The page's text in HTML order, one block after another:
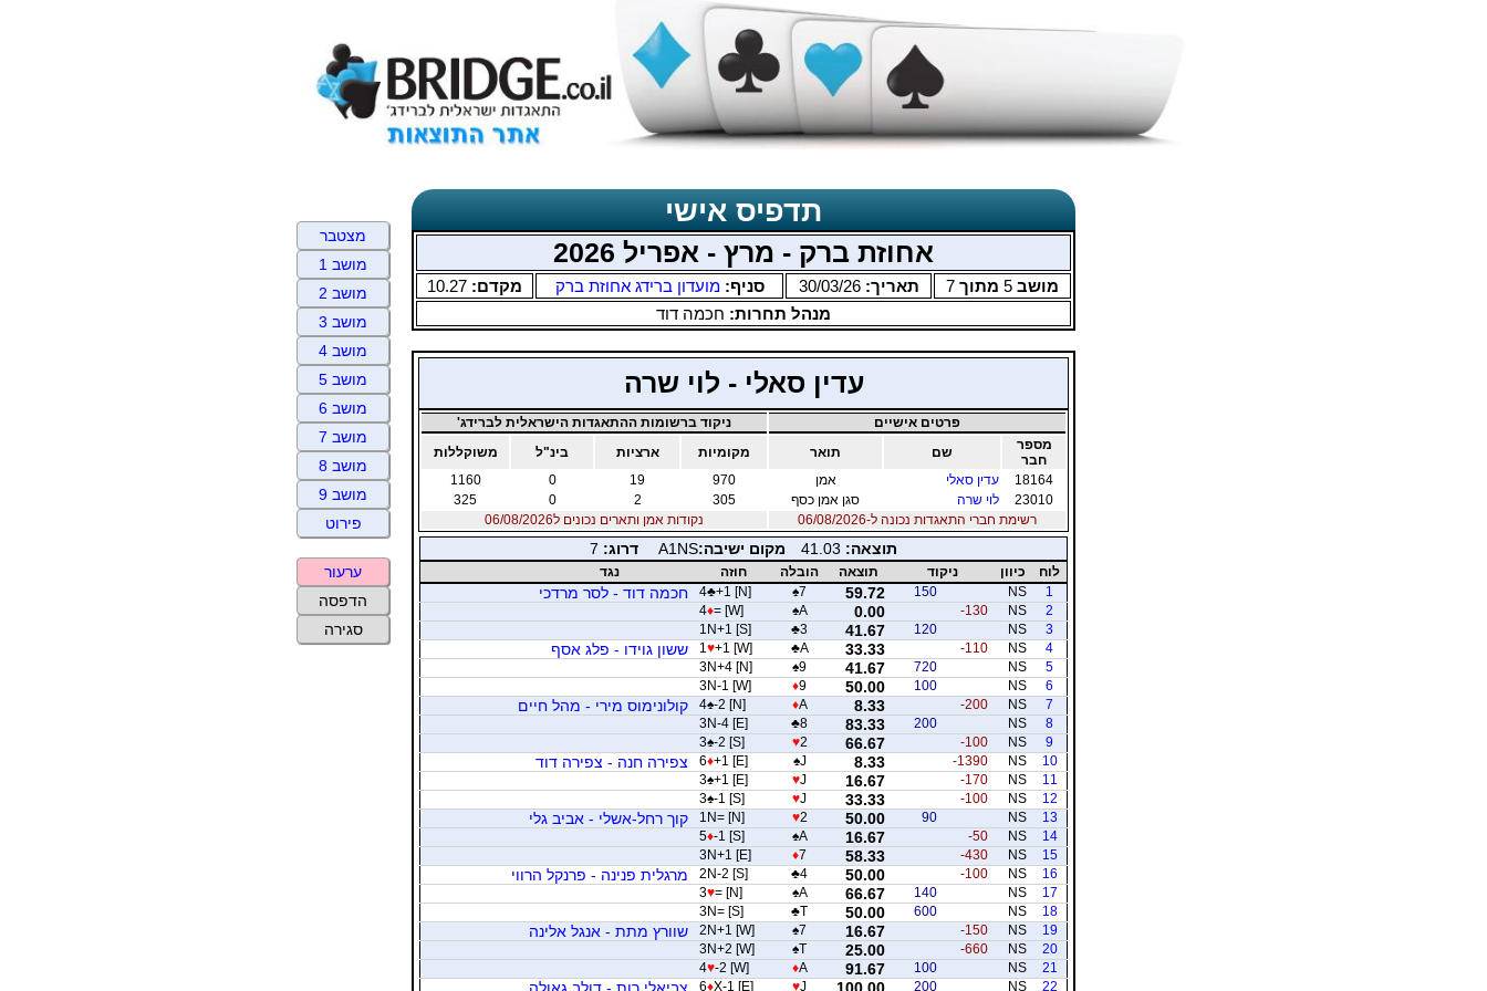
תדפיס אישי
אחוזת ברק - מרץ - אפריל 2026
מושב 5 מתוך 7 תאריך:30/03/26 סניף:מועדון ברידג אחוזת ברק מקדם: 10.27
מנהל תחרות: חכמה דוד
עדין סאלי - לוי שרה
פרטים אישיים
ניקוד ברשומות ההתאגדות הישראלית לברידג'
מספר
חבר
שם תואר מקומיות ארציות בינ"ל
משוקללות
18164
עדין סאלי אמן 970
19
0
1160
23010
לוי שרה סגן אמן כסף 305
2
0
325
רשימת חברי התאגדות נכונה ל-06/08/2026
נקודות אמן ותארים נכונים ל06/08/2026
תוצאה: 41.03 מקום ישיבה:A1NS דרוג: 7
לוח כיוון ניקוד תוצאה הובלה חוזה
נגד
1
NS
150
59.72
♠7
4♣+1 [N] חכמה דוד - לסר מרדכי
2
NS
-130
0.00
♠A
4♦= [W]
3
NS
120
41.67
♣3
1N+1 [S]
4
NS
-110
33.33
♣A
1 ♥+1 [W] ששון גוידו - פלג אסף
5
NS
720
41.67
♠9
3N+4 [N]
6
NS
100
50.00
♦9
3N-1 [W]
7
NS
-200
8.33
♦A
4♠-2 [N] קולונימוס מירי - מהל חיים
8
NS
200
83.33
♣8
3N-4 [E]
9
NS
-100
66.67
♥2
3♠-2 [S]
10
NS
-1390
8.33
♠J
6♦+1 [E] צפירה חנה - צפירה דוד
11
NS
-170
16.67
♥J
3♠+1 [E]
12
NS
-100
33.33
♥J
3♠-1 [S]
13
NS
90
50.00
♥2
1N= [N] קוך רחל-אשלי - אביב גלי
14
NS
-50
16.67
♠A
5♦-1 [S]
15
NS
-430
58.33
♦7
3N+1 [E]
16
NS
-100
50.00
♣4
2N-2 [S] מרגלית פנינה - פרנקל הרווי
17
NS
140
66.67
♠A
3♥= [N]
18
NS
600
50.00
♣T
3N= [S]
19
NS
-150
16.67
♠7
2N+1 [W] שוורץ מתת - אנגל אלינה
20
NS
-660
25.00
♠T
3N+2 [W]
21
NS
100
91.67
♦A
4♥-2 [W]
22
NS
200
100.00
♥J
6♦X-1 [E] צביאלי רות - דולב גאולה
מצטבר
מושב 1
מושב 2
מושב 3
מושב 4
מושב 5
מושב 6
מושב 7
מושב 8
מושב 9
פירוט
ערעור
הדפסה
סגירה